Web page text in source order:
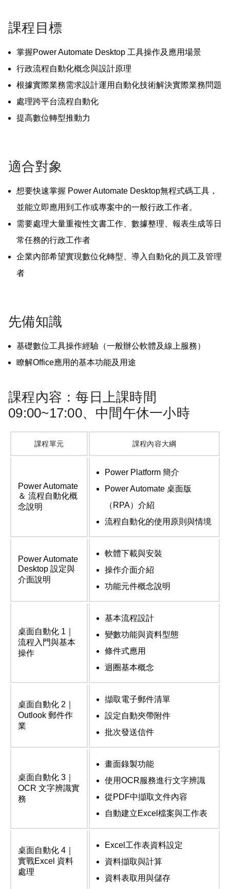
課程目標
掌握Power Automate Desktop 工具操作及應用場景
行政流程自動化概念與設計原理
根據實際業務需求設計運用自動化技術解決實際業務問題
處理跨平台流程自動化
提高數位轉型推動力
適合對象
想要快速掌握 Power Automate Desktop無程式碼工具，
並能立即應用到工作或專案中的一般行政工作者。
需要處理大量重複性文書工作、數據整理、報表生成等日
常任務的行政工作者
企業內部希望實現數位化轉型、導入自動化的員工及管理
者
先備知識
基礎數位工具操作經驗（一般辦公軟體及線上服務）
瞭解Office應用的基本功能及用途
課程內容：每日上課時間
09:00~17:00、中間午休一小時
課程單元 課程內容大綱
Power Automate
＆ 流程自動化概
念說明
Power Platform 簡介
Power Automate 桌面版
（RPA）介紹
流程自動化的使用原則與情境
Power Automate
Desktop 設定與
介面說明
軟體下載與安裝
操作介面介紹
功能元件概念說明
桌面自動化 1｜
流程入門與基本
操作
基本流程設計
變數功能與資料型態
條件式應用
迴圈基本概念
桌面自動化 2｜
Outlook 郵件作
業
擷取電子郵件清單
設定自動夾帶附件
批次發送信件
桌面自動化 3｜
OCR 文字辨識實
務
畫面錄製功能
使用OCR服務進行文字辨識
從PDF中擷取文件內容
自動建立Excel檔案與工作表
桌面自動化 4｜
實戰Excel 資料
處理
Excel工作表資料設定
資料擷取與計算
資料表取用與儲存